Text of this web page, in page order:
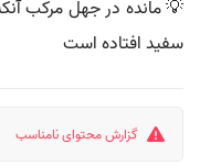
💡 مانده در جهل مرکب
سفید افتاده است
گزارش محتوای نامناسب